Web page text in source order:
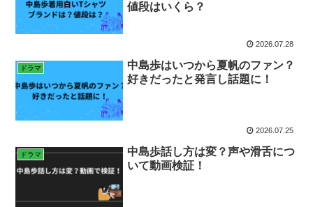
値段はいくら？
2026.07.28
ドラマ
中島歩はいつから夏帆のファン？
好きだったと発言し話題に！
2026.07.25
ドラマ
中島歩話し方は変？声や滑舌につ
いて動画検証！